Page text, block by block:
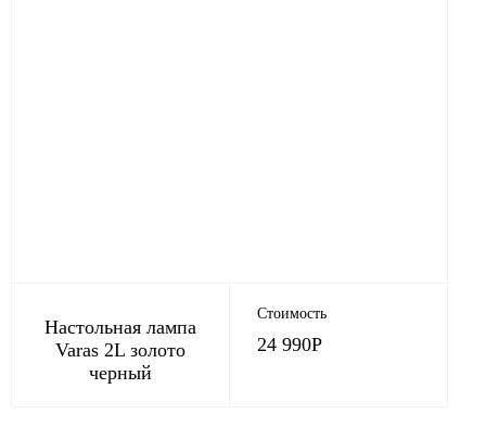
Настольная лампа
Varas 2L золото
черный
Стоимость
24 990Р